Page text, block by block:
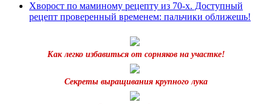
Хворост по маминому рецепту из 70-х. Доступный
рецепт проверенный временем: пальчики оближешь!
Как легко избавиться от сорняков на участке!
Секреты выращивания крупного лука